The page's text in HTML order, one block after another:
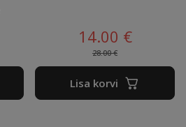
28.00€
Algne
14.00 €
Praegune
Lisa korvi